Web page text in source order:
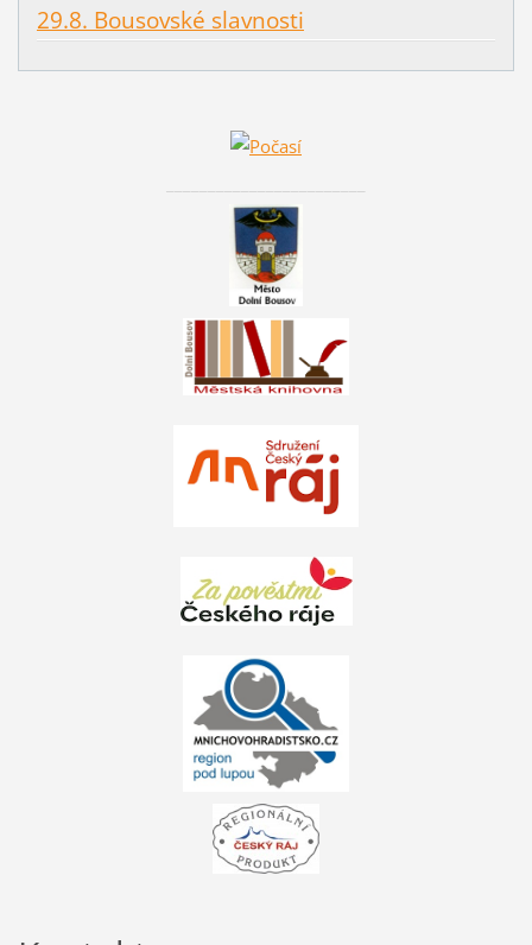
29.8. Bousovské slavnosti